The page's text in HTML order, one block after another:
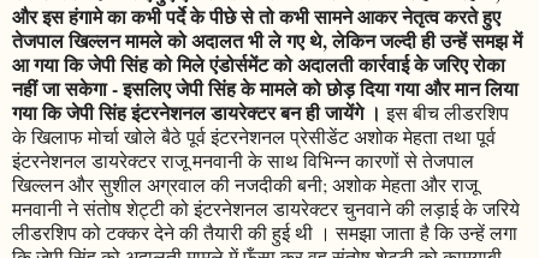
और इस हंगामे का कभी पर्दे के पीछे से तो कभी सामने आकर नेतृत्व करते हुए
तेजपाल खिल्लन मामले को अदालत भी ले गए थे, लेकिन जल्दी ही उन्हें समझ में
आ गया कि जेपी सिंह को मिले एंडोर्समेंट को अदालती कार्रवाई के जरिए रोका
नहीं जा सकेगा - इसलिए जेपी सिंह के मामले को छोड़ दिया गया और मान लिया
गया कि जेपी सिंह इंटरनेशनल डायरेक्टर बन ही जायेंगे । इस बीच लीडरशिप
के खिलाफ मोर्चा खोले बैठे पूर्व इंटरनेशनल प्रेसीडेंट अशोक मेहता तथा पूर्व
इंटरनेशनल डायरेक्टर राजू मनवानी के साथ विभिन्न कारणों से तेजपाल
खिल्लन और सुशील अग्रवाल की नजदीकी बनी; अशोक मेहता और राजू
मनवानी ने संतोष शेट्टी को इंटरनेशनल डायरेक्टर चुनवाने की लड़ाई के जरिये
लीडरशिप को टक्कर देने की तैयारी की हुई थी । समझा जाता है कि उन्हें लगा